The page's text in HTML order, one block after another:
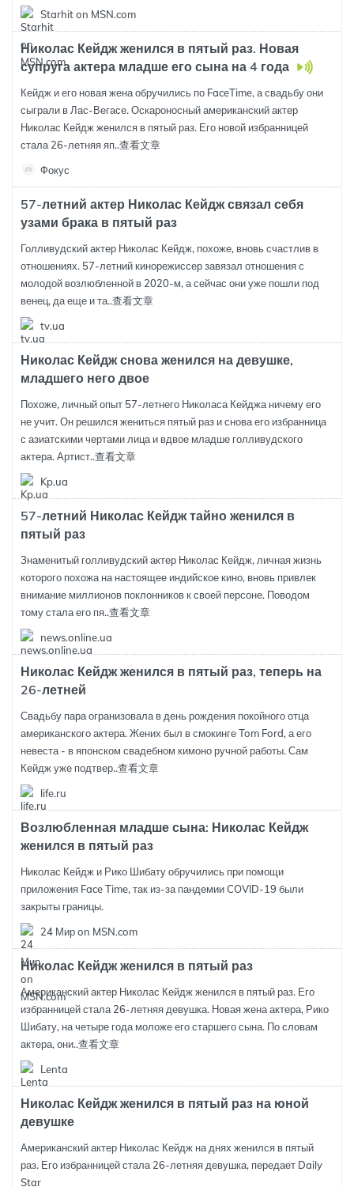
Starhit on MSN.com
Николас Кейдж женился в пятый раз. Новая
супруга актера младше его сына на 4 года
Кейдж и его новая жена обручились по FaceTime, а свадьбу они
сыграли в Лас-Вегасе. Оскароносный американский актер
Николас Кейдж женился в пятый раз. Его новой избранницей
стала 26-летняя яп..查看文章
Фокус
57-летний актер Николас Кейдж связал себя
узами брака в пятый раз
Голливудский актер Николас Кейдж, похоже, вновь счастлив в
отношениях. 57-летний кинорежиссер завязал отношения с
молодой возлюбленной в 2020-м, а сейчас они уже пошли под
венец, да еще и та..查看文章
tv.ua
Николас Кейдж снова женился на девушке,
младшего него двое
Похоже, личный опыт 57-летнего Николаса Кейджа ничему его
не учит. Он решился жениться пятый раз и снова его избранница
с азиатскими чертами лица и вдвое младше голливудского
актера. Артист..查看文章
Kp.ua
57-летний Николас Кейдж тайно женился в
пятый раз
Знаменитый голливудский актер Николас Кейдж, личная жизнь
которого похожа на настоящее индийское кино, вновь привлек
внимание миллионов поклонников к своей персоне. Поводом
тому стала его пя..查看文章
news.online.ua
Николас Кейдж женился в пятый раз, теперь на
26-летней
Свадьбу пара огранизовала в день рождения покойного отца
американского актера. Жених был в смокинге Tom Ford, а его
невеста - в японском свадебном кимоно ручной работы. Сам
Кейдж уже подтвер..查看文章
life.ru
Возлюбленная младше сына: Николас Кейдж
женился в пятый раз
Николас Кейдж и Рико Шибату обручились при помощи
приложения Face Time, так из-за пандемии COVID-19 были
закрыты границы.
24 Мир on MSN.com
Николас Кейдж женился в пятый раз
Американский актер Николас Кейдж женился в пятый раз. Его
избранницей стала 26-летняя девушка. Новая жена актера, Рико
Шибату, на четыре года моложе его старшего сына. По словам
актера, они..查看文章
Lenta
Николас Кейдж женился в пятый раз на юной
девушке
Американский актер Николас Кейдж на днях женился в пятый
раз. Его избранницей стала 26-летняя девушка, передает Daily
Star